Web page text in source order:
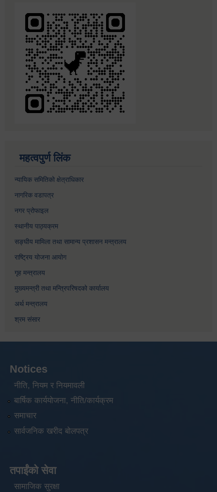
महत्वपुर्ण लिंक
न्यायिक समितिको क्षेत्राधिकार
नागरिक वडापत्र
नगर प्रोफाइल
स्थानीय पाठ्यक्रम
सङ्घीय मामिला तथा सामान्य प्रशासन मन्त्रालय
राष्ट्रिय योजना आयोग
गृह मन्त्रालय
मुख्यमन्त्री तथा मन्त्रिपरिषदको कार्यालय
अर्थ मन्त्रालय
श्रम संसार
Notices
नीति, नियम र नियमावली
बार्षिक कार्ययोजना, नीति/कार्यक्रम
समाचार
सार्वजनिक खरीद बोलपत्र
तपाईंको सेवा
सामाजिक सुरक्षा